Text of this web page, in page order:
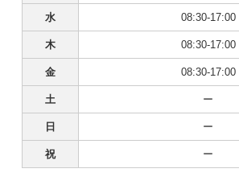
水 08:30-17:00
木 08:30-17:00
金 08:30-17:00
土 ー
日 ー
祝 ー